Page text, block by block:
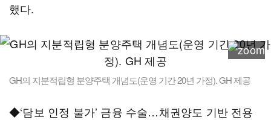
했다.
GH의 지분적립형 분양주택 개념도(운영 기간 20년 가정). GH 제공
◆‘담보 인정 불가’ 금융 수술…채권양도 기반 전용